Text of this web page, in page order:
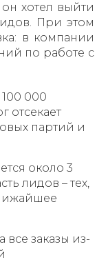
хотел выйти
При этом
в компании
по работе с
000
отсекает
партий и
около 3
лидов – тех,
все заказы из-